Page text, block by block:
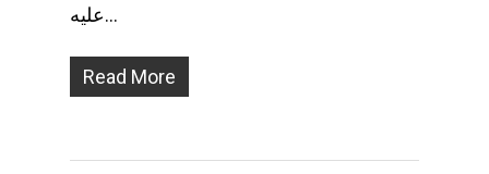
عليه…
Read More